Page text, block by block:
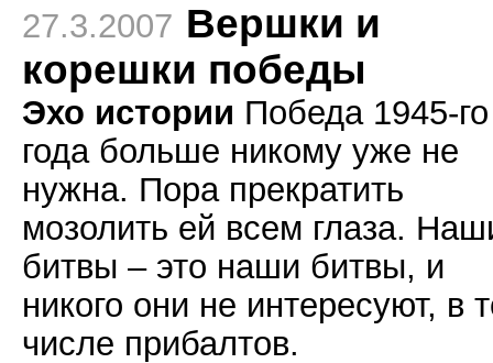
27.3.2007 Вершки и
корешки победы
Эхо истории Победа 1945-го
года больше никому уже не
нужна. Пора прекратить
мозолить ей всем глаза.
битвы – это наши битвы, и
никого они не интересуют, в
числе прибалтов.